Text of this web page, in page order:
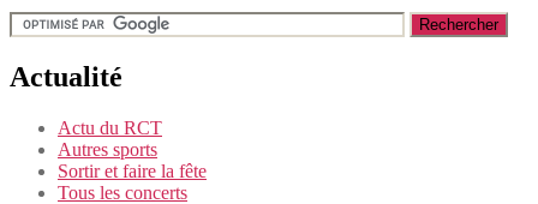
Actualité
Actu du RCT
Autres sports
Sortir et faire la fête
Tous les concerts